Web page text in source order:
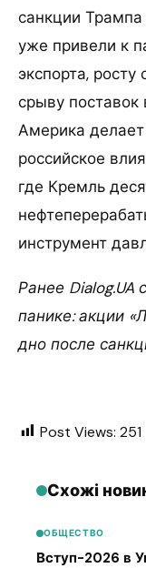
санкции Трампа
уже привели к
экспорта,
срыву
Америка
российское
где Кремль
инструмент
Ранее Dialog.UA
панике: акции
дно после
Post Views: 251
Схожі
ОБЩЕСТВО
Вступ-2026 в